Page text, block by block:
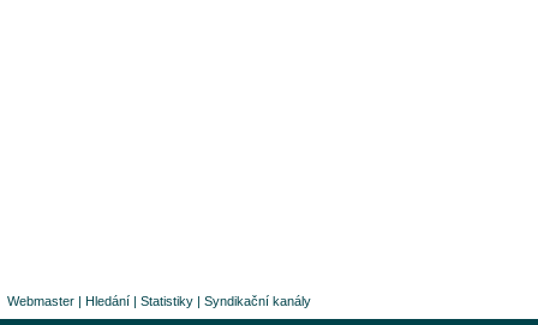
Webmaster | Hledání | Statistiky | Syndikační kanály